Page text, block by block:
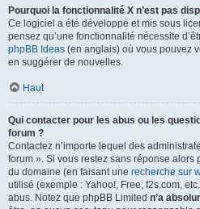
Pourquoi la fonctionnalité X n’est pas
Ce logiciel a été développé et mis sous
pensez qu’une fonctionnalité nécessite
phpBB Ideas (en anglais) où vous pouvez
en suggérer de nouvelles.
Haut
Qui contacter pour les abus ou les
forum ?
Contactez n’importe lequel des
forum ». Si vous restez sans réponse alors
du domaine (en faisant une recherche sur
utilisé (exemple : Yahoo!, Free, f2s.com,
abus. Notez que phpBB Limited n’a